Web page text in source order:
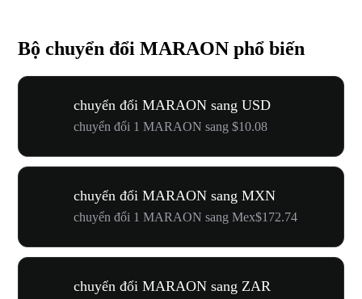
Bộ chuyển đổi MARAON phổ biến
chuyển đổi MARAON sang USD
chuyển đổi 1 MARAON sang $10.08
chuyển đổi MARAON sang MXN
chuyển đổi 1 MARAON sang Mex$172.74
chuyển đổi MARAON sang ZAR